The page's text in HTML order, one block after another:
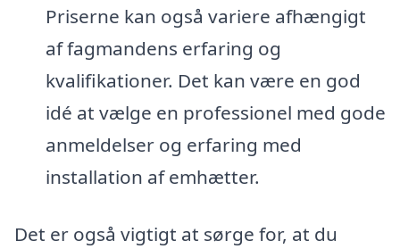
Priserne kan også variere afhængigt
af fagmandens erfaring og
kvalifikationer. Det kan være en god
idé at vælge en professionel med gode
anmeldelser og erfaring med
installation af emhætter.
Det er også vigtigt at sørge for, at du